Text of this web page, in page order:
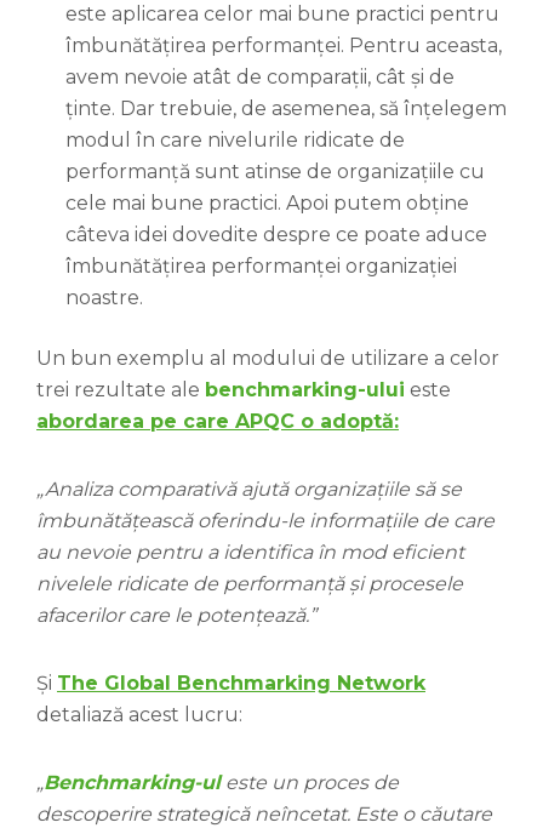
este aplicarea celor mai bune practici pentru
îmbunătățirea performanței. Pentru aceasta,
avem nevoie atât de comparații, cât și de
ținte. Dar trebuie, de asemenea, să înțelegem
modul în care nivelurile ridicate de
performanță sunt atinse de organizațiile cu
cele mai bune practici. Apoi putem obține
câteva idei dovedite despre ce poate aduce
îmbunătățirea performanței organizației
noastre.
Un bun exemplu al modului de utilizare a celor
trei rezultate ale benchmarking-ului este
abordarea pe care APQC o adoptă:
„Analiza comparativă ajută organizațiile să se
îmbunătățească oferindu-le informațiile de care
au nevoie pentru a identifica în mod eficient
nivelele ridicate de performanță și procesele
afacerilor care le potențează.”
Și The Global Benchmarking Network
detaliază acest lucru:
„Benchmarking-uleste un proces de
descoperire strategică neîncetat. Este o căutare